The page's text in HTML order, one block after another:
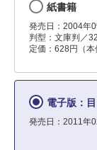
紙書籍
発売日：2004年
判型：文庫判／
定価：628円（本
電子版：
発売日：2011年